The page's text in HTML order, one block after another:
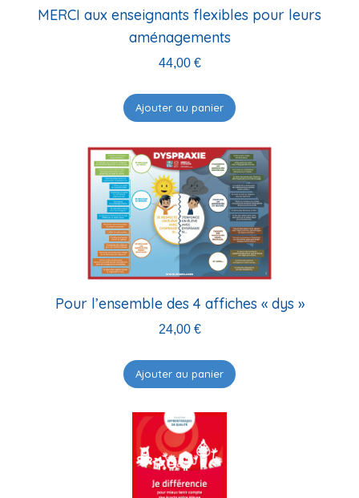
MERCI aux enseignants flexibles pour leurs
aménagements
44,00 €
Ajouter au panier
Pour l’ensemble des 4 affiches « dys »
24,00 €
Ajouter au panier